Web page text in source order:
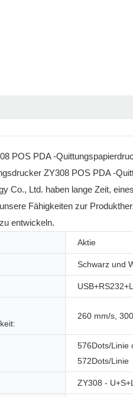
POS PDA -
ZY308 POS PDA -
Co., Ltd. haben lange Zeit,
Fähigkeiten zur
entwickeln.
Aktie
Schwarz und
260 mm/s,
576Dots/Linie
572Dots/Linie
ZY308 -